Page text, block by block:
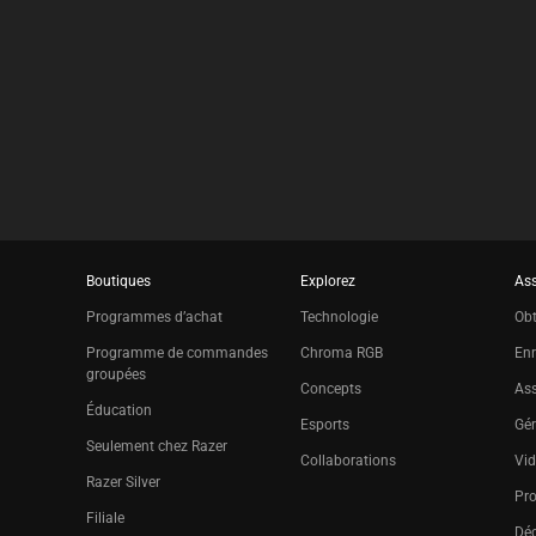
Boutiques
Programmes d’achat
Programme de commandes
groupées
Éducation
Seulement chez Razer
Razer Silver
Filiale
Explorez
Technologie
Chroma RGB
Concepts
Esports
Collaborations